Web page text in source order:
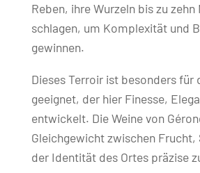
Reben, ihre Wurzeln bis zu
schlagen, um Komplexität und
gewinnen.
Dieses Terroir ist besonders für
geeignet, der hier Finesse,
entwickelt. Die Weine von
Gleichgewicht zwischen Frucht,
der Identität des Ortes präzise